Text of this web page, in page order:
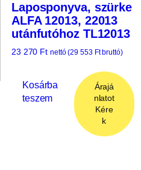
Laposponyva, szürke
ALFA 12013, 22013
utánfutóhoz TL12013
23 270 Ft nettó (29 553 Ftbruttó)
Kosárba
teszem
Árajá
nlatot
Kére
k